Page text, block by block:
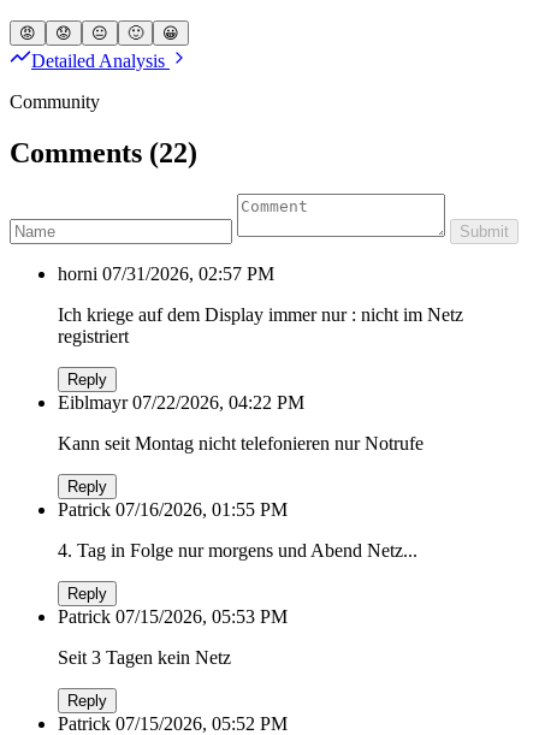
😡 😟 😐 🙂 😀
Detailed Analysis
Community
Comments (22)
Submit
horni 07/31/2026, 02:57 PM
Ich kriege auf dem Display immer nur : nicht im Netz
registriert
Reply
Eiblmayr 07/22/2026, 04:22 PM
Kann seit Montag nicht telefonieren nur Notrufe
Reply
Patrick 07/16/2026, 01:55 PM
4. Tag in Folge nur morgens und Abend Netz...
Reply
Patrick 07/15/2026, 05:53 PM
Seit 3 Tagen kein Netz
Reply
Patrick 07/15/2026, 05:52 PM